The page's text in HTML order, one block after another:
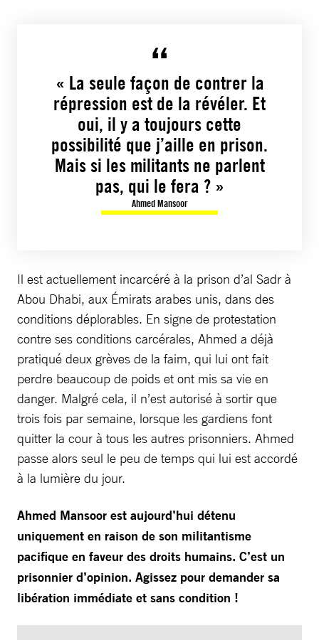
« La seule façon de contrer la
répression est de la révéler. Et
oui, il y a toujours cette
possibilité que j’aille en prison.
Mais si les militants ne parlent
pas, qui le fera ? »
Ahmed Mansoor
Il est actuellement incarcéré à la prison d’al Sadr à
Abou Dhabi, aux Émirats arabes unis, dans des
conditions déplorables. En signe de protestation
contre ses conditions carcérales, Ahmed a déjà
pratiqué deux grèves de la faim, qui lui ont fait
perdre beaucoup de poids et ont mis sa vie en
danger. Malgré cela, il n’est autorisé à sortir que
trois fois par semaine, lorsque les gardiens font
quitter la cour à tous les autres prisonniers. Ahmed
passe alors seul le peu de temps qui lui est accordé
à la lumière du jour.
Ahmed Mansoor est aujourd’hui détenu
uniquement en raison de son militantisme
pacifique en faveur des droits humains. C’est un
prisonnier d’opinion. Agissez pour demander sa
libération immédiate et sans condition !